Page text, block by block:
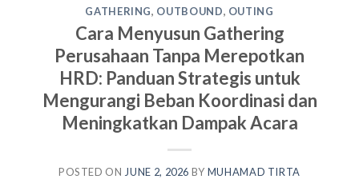
GATHERING, OUTBOUND, OUTING
Cara Menyusun Gathering
Perusahaan Tanpa Merepotkan
HRD: Panduan Strategis untuk
Mengurangi Beban Koordinasi dan
Meningkatkan Dampak Acara
POSTED ON JUNE 2, 2026 BY MUHAMAD TIRTA